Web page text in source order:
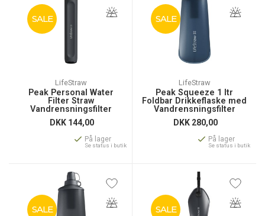
SALE
LifeStraw
Peak Personal Water
Filter Straw
Vandrensningsfilter
DKK 144,00
På lager
Se status i butik
SALE
LifeStraw
Peak Squeeze 1 ltr
Foldbar Drikkeflaske med
Vandrensningsfilter
DKK 280,00
På lager
Se status i butik
SALE SALE